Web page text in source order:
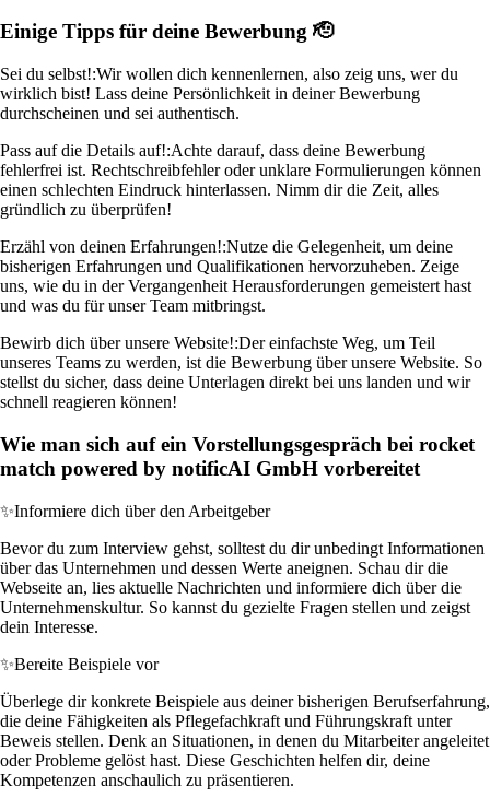
Einige Tipps für deine Bewerbung 🫡
Sei du selbst!:Wir wollen dich kennenlernen, also zeig uns, wer du
wirklich bist! Lass deine Persönlichkeit in deiner Bewerbung
durchscheinen und sei authentisch.
Pass auf die Details auf!:Achte darauf, dass deine Bewerbung
fehlerfrei ist. Rechtschreibfehler oder unklare Formulierungen können
einen schlechten Eindruck hinterlassen. Nimm dir die Zeit, alles
gründlich zu überprüfen!
Erzähl von deinen Erfahrungen!:Nutze die Gelegenheit, um deine
bisherigen Erfahrungen und Qualifikationen hervorzuheben. Zeige
uns, wie du in der Vergangenheit Herausforderungen gemeistert hast
und was du für unser Team mitbringst.
Bewirb dich über unsere Website!:Der einfachste Weg, um Teil
unseres Teams zu werden, ist die Bewerbung über unsere Website. So
stellst du sicher, dass deine Unterlagen direkt bei uns landen und wir
schnell reagieren können!
Wie man sich auf ein Vorstellungsgespräch bei rocket
match powered by notificAI GmbH vorbereitet
✨Informiere dich über den Arbeitgeber
Bevor du zum Interview gehst, solltest du dir unbedingt Informationen
über das Unternehmen und dessen Werte aneignen. Schau dir die
Webseite an, lies aktuelle Nachrichten und informiere dich über die
Unternehmenskultur. So kannst du gezielte Fragen stellen und zeigst
dein Interesse.
✨Bereite Beispiele vor
Überlege dir konkrete Beispiele aus deiner bisherigen Berufserfahrung,
die deine Fähigkeiten als Pflegefachkraft und Führungskraft unter
Beweis stellen. Denk an Situationen, in denen du Mitarbeiter angeleitet
oder Probleme gelöst hast. Diese Geschichten helfen dir, deine
Kompetenzen anschaulich zu präsentieren.